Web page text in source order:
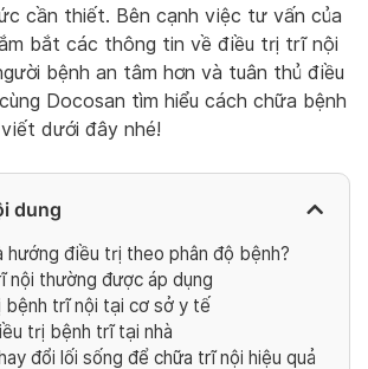
cần thiết. Bên cạnh việc tư vấn của
bắt các thông tin về điều trị trĩ nội
bệnh an tâm hơn và tuân thủ điều
Docosan tìm hiểu cách chữa bệnh
dưới đây nhé!
dung
hướng điều trị theo phân độ bệnh?
nội thường được áp dụng
bệnh trĩ nội tại cơ sở y tế
trị bệnh trĩ tại nhà
đổi lối sống để chữa trĩ nội hiệu quả